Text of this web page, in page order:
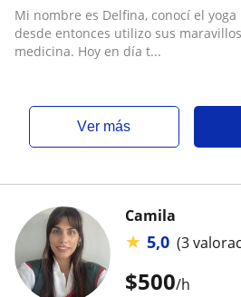
Mi nombre es Delfina, conocí el
desde entonces utilizo sus
medicina. Hoy en día t...
ver más
$500/h
Camila
★ 5,0 (3